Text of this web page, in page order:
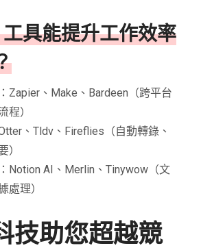
具能提升工作效率
：Zapier、Make、Bardeen（跨平台
程）
Otter、Tldv、Fireflies（自動轉錄、
）
：Notion AI、Merlin、Tinywow（文
處理）
技助您超越競